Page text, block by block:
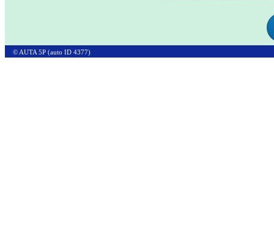
© AUTA 5P (auto ID 4377)